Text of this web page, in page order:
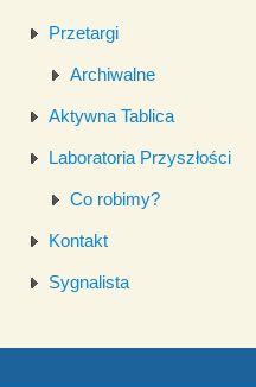
Przetargi
Archiwalne
Aktywna Tablica
Laboratoria Przyszłości
Co robimy?
Kontakt
Sygnalista